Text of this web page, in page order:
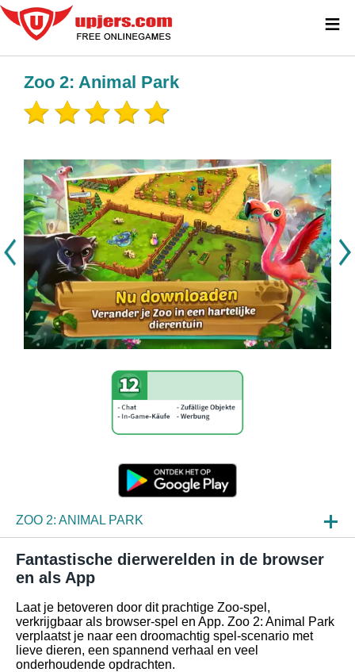
Zoo 2: Animal Park
ZOO 2: ANIMAL PARK
NIEUWS
SPELINZAGE
FAQ
Fantastische dierwerelden in de browser
en als App
Laat je betoveren door dit prachtige Zoo-spel,
verkrijgbaar als browser-spel en App. Zoo 2: Animal Park
verplaatst je naar een droomachtig spel-scenario met
lieve dieren, een spannend verhaal en veel
onderhoudende opdrachten.
≡